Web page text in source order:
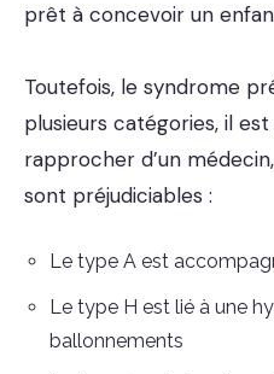
prêt à concevoir un
Toutefois, le syndrome
plusieurs catégories, il
rapprocher d’un
sont préjudiciables :
Le type A est
Le type H est lié à une
ballonnements